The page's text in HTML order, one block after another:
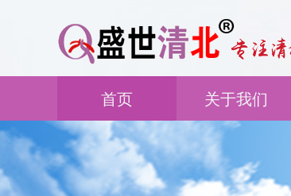
首页 关于我们